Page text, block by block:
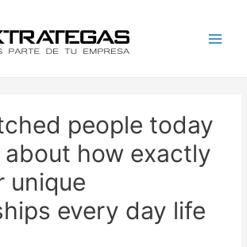
people today
how exactly
unique
every day life